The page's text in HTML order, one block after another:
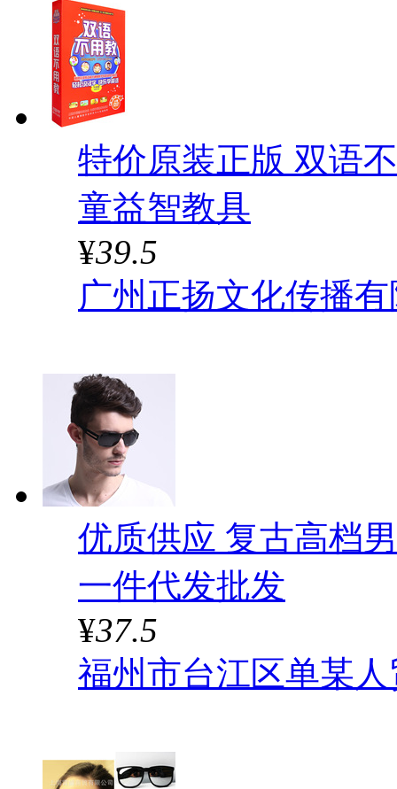
特价原装正版 双语
童益智教具
¥39.5
广州正扬文化传播
优质供应 复古高档
一件代发批发
¥37.5
福州市台江区单某